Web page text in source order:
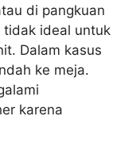
di pangkuan
tidak ideal untuk
Dalam kasus
ke meja.
karena